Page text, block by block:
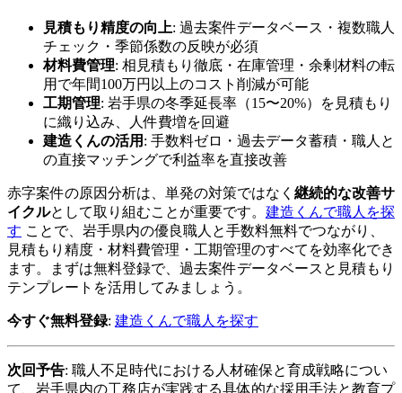
見積もり精度の向上: 過去案件データベース・複数職人
チェック・季節係数の反映が必須
材料費管理: 相見積もり徹底・在庫管理・余剰材料の転
用で年間100万円以上のコスト削減が可能
工期管理: 岩手県の冬季延長率（15〜20%）を見積もり
に織り込み、人件費増を回避
建造くんの活用 : 手数料ゼロ・過去データ蓄積・職人と
の直接マッチングで利益率を直接改善
赤字案件の原因分析は、単発の対策ではなく 継続的な改善サ
イクルとして取り組むことが重要です。 建造くんで職人を探
す ことで、岩手県内の優良職人と手数料無料でつながり、
見積もり精度・材料費管理・工期管理のすべてを効率化でき
ます。まずは無料登録で、過去案件データベースと見積もり
テンプレートを活用してみましょう。
今すぐ無料登録: 建造くんで職人を探す
次回予告: 職人不足時代における人材確保と育成戦略につい
て、岩手県内の工務店が実践する具体的な採用手法と教育プ